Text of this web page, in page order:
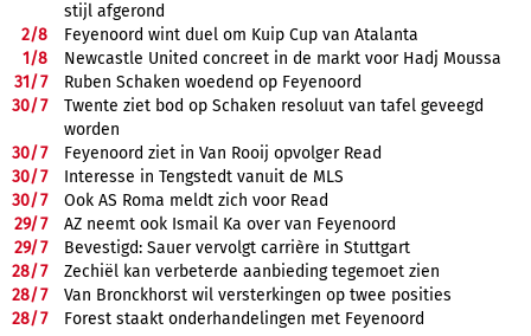
stijl afgerond
2/8
Feyenoord wint duel om Kuip Cup van Atalanta
1/8
Newcastle United concreet in de markt voor Hadj Moussa
31/7
Ruben Schaken woedend op Feyenoord
30/7
Twente ziet bod op Schaken resoluut van tafel geveegd
worden
30/7
Feyenoord ziet in Van Rooij opvolger Read
30/7
Interesse in Tengstedt vanuit de MLS
30/7
Ook AS Roma meldt zich voor Read
29/7
AZ neemt ook Ismail Ka over van Feyenoord
29/7
Bevestigd: Sauer vervolgt carrière in Stuttgart
28/7
Zechiël kan verbeterde aanbieding tegemoet zien
28/7
Van Bronckhorst wil versterkingen op twee posities
28/7 Forest staakt onderhandelingen met Feyenoord